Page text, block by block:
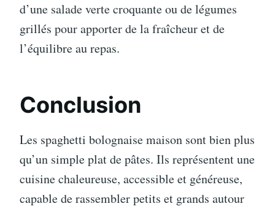
d’une salade verte croquante ou de légumes
grillés pour apporter de la fraîcheur et de
l’équilibre au repas.
Conclusion
Les spaghetti bolognaise maison sont bien plus
qu’un simple plat de pâtes. Ils représentent une
cuisine chaleureuse, accessible et généreuse,
capable de rassembler petits et grands autour